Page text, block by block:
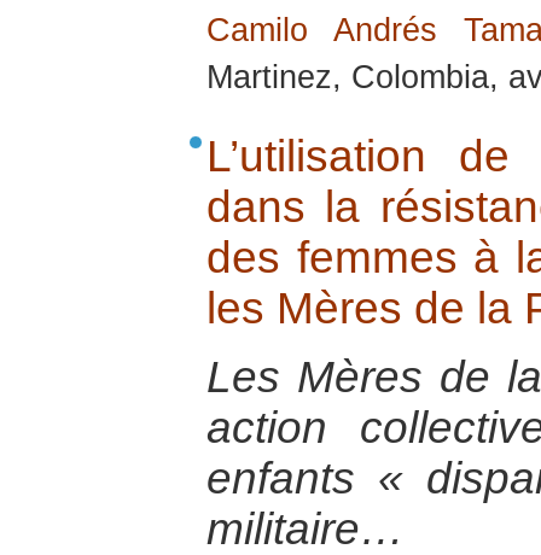
Camilo Andrés
Martinez, Colombia,
L’utilisation
dans la
des femmes à
les Mères de la
Les Mères de
action
enfants «
militaire…